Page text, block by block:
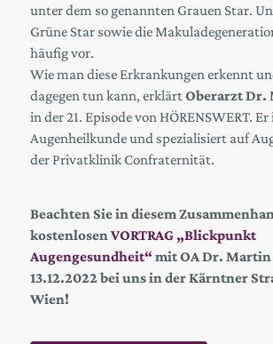
unter dem so genannten Grauen Star.
Grüne Star sowie die
häufig vor.
Wie man diese Erkrankungen erkennt
dagegen tun kann, erklärtOberarzt Dr.
in der 21. Episode von HÖRENSWERT.
Augenheilkunde und spezialisiert auf
der Privatklinik Confraternität.
Beachten Sie in diesem
kostenlosenVORTRAG „Blickpunkt
Augengesundheit“ mit OA Dr. Martin
13.12.2022 bei uns in der Kärntner
Wien!